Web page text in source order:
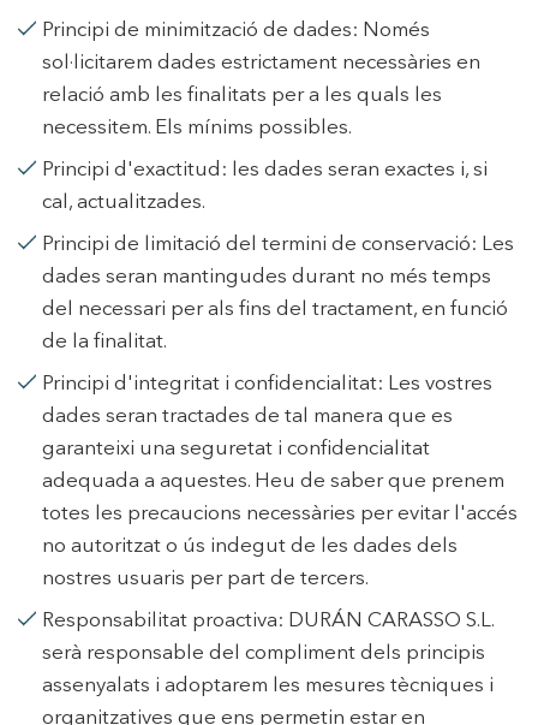
Principi de minimització de dades: Només
sol·licitarem dades estrictament necessàries en
relació amb les finalitats per a les quals les
necessitem. Els mínims possibles.
Principi d'exactitud: les dades seran exactes i, si
cal, actualitzades.
Principi de limitació del termini de conservació: Les
dades seran mantingudes durant no més temps
del necessari per als fins del tractament, en funció
de la finalitat.
Principi d'integritat i confidencialitat: Les vostres
dades seran tractades de tal manera que es
garanteixi una seguretat i confidencialitat
adequada a aquestes. Heu de saber que prenem
totes les precaucions necessàries per evitar l'accés
no autoritzat o ús indegut de les dades dels
nostres usuaris per part de tercers.
Responsabilitat proactiva: DURÁN CARASSO S.L.
serà responsable del compliment dels principis
assenyalats i adoptarem les mesures tècniques i
organitzatives que ens permetin estar en
navegació de la pàgina web.
Analítiques i personalització
Permeten fer el seguiment i l'anàlisi del comportament
mitjançant aquest tipus de cookies s'utilitza en el
mesurament de l'activitat del web per a l'elaboració de
perfils de navegació dels usuaris per introduir millores en
servei. Permeten desar la informació de preferència de
l'usuari per millorar la qualitat dels nostres serveis i oferir
una millor experiència a través de productes recomanats.
Marketing i publicitat
Aquestes cookies són utilitzades per emmagatzemar
informació sobre les preferències i les eleccions personals
de l'usuari a través de l'observació continuada dels seus
hàbits de navegació. Gràcies a elles, podem conèixer els
hàbits de navegació al lloc web i mostrar publicitat
relacionada amb el perfil de navegació de l'usuari.